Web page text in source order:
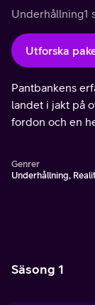
Underhållning1
Utforska
Pantbankens
landet i jakt på
fordon och en
Genrer
Underhållning,
Säsong 1